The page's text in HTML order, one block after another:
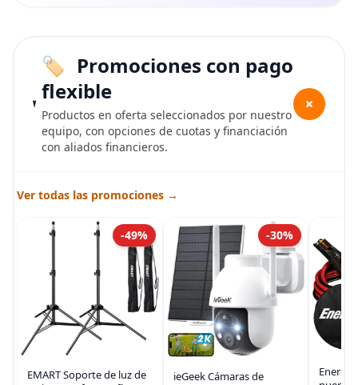
Promociones con pago
flexible
Productos en oferta seleccionados por nuestro
equipo, con opciones de cuotas y financiación
con aliados financieros.
+
Ver todas las promociones →
-49%
EMART Soporte de luz de
-30%
ieGeek Cámaras de